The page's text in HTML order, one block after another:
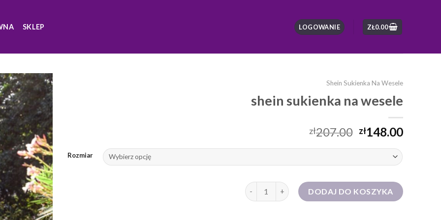
SKLEP LOGOWANIE ZŁ0.00
Shein Sukienka Na Wesele
shein sukienka na wesele
zł207.00 zł148.00
Rozmiar
ilość shein sukienka na weseleDODAJ DO KOSZYKA